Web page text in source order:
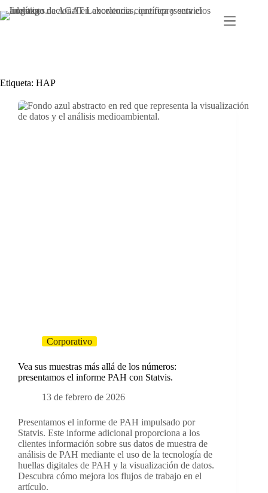
al
Etiqueta: HAP
Corporativo
Vea sus muestras más allá de los números:
presentamos el informe PAH con Statvis.
13 de febrero de 2026
Presentamos el informe de PAH impulsado por
Statvis. Este informe adicional proporciona a los
clientes información sobre sus datos de muestra de
análisis de PAH mediante el uso de la tecnología de
huellas digitales de PAH y la visualización de datos.
Descubra cómo mejora los flujos de trabajo en el
artículo.